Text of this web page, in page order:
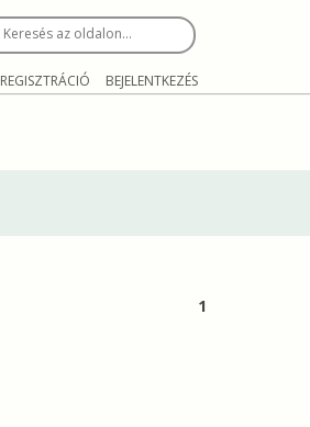
Keresés az oldalon…
REGISZTRÁCIÓ BEJELENTKEZÉS
1